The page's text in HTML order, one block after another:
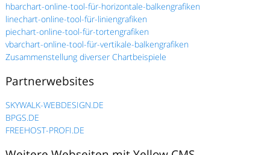
hbarchart-online-tool-für-horizontale-balkengrafiken
linechart-online-tool-für-liniengrafiken
piechart-online-tool-für-tortengrafiken
vbarchart-online-tool-für-vertikale-balkengrafiken
Zusammenstellung diverser Chartbeispiele
Partnerwebsites
SKYWALK-WEBDESIGN.DE
BPGS.DE
FREEHOST-PROFI.DE